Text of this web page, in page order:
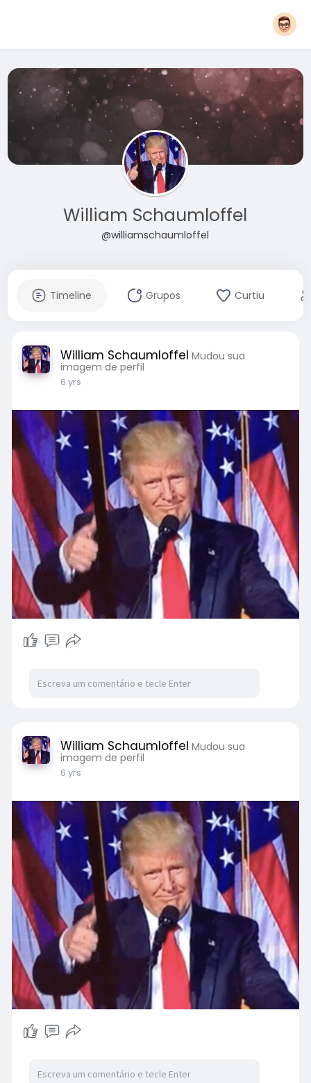
William Schaumloffel
@williamschaumloffel
Timeline Grupos Curtiu
William Schaumloffel Mudou sua
imagem de perfil
6 yrs
William Schaumloffel Mudou sua
imagem de perfil
6 yrs